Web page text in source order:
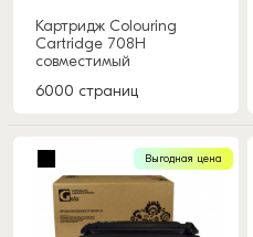
Картридж Colouring
Cartridge 708H
совместимый
6000 страниц
Выгодная цена